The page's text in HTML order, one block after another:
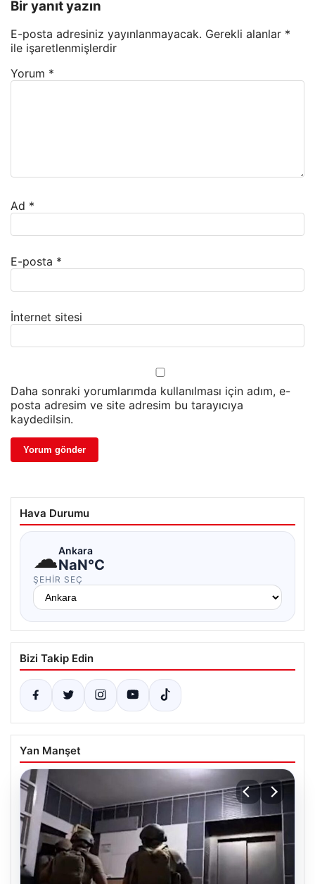
Bir yanıt yazın
E-posta adresiniz yayınlanmayacak. Gerekli alanlar *
ile işaretlenmişlerdir
Yorum *
Ad *
E-posta *
İnternet sitesi
Daha sonraki yorumlarımda kullanılması için adım, e-
posta adresim ve site adresim bu tarayıcıya
kaydedilsin.
Hava Durumu
☁Ankara
NaN°C
ŞEHIR SEÇ
Bizi Takip Edin
Yan Manşet